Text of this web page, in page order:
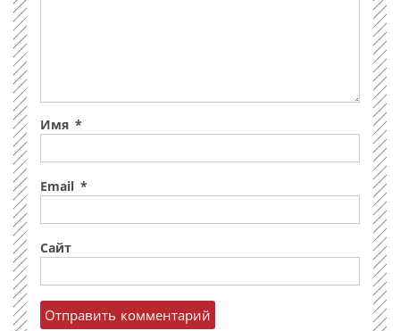
Имя *
Email *
Сайт